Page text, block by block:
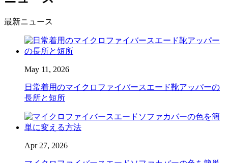
最新ニュース
May 11, 2026
日常着用のマイクロファイバースエード靴アッパーの
長所と短所
Apr 27, 2026